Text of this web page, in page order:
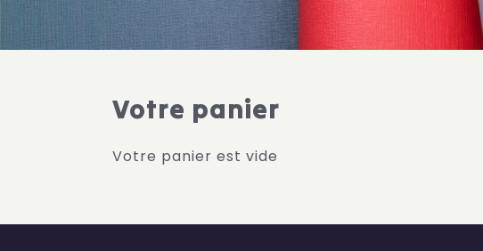
Votre panier
Votre panier est vide